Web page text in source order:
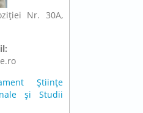
Nr. 30A,
mail:
Științe
și Studii